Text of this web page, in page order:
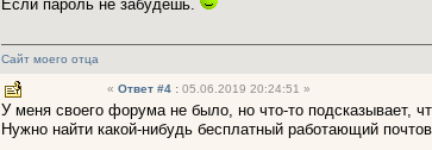
Если пароль не забудешь.
Сайт моего отца
« Ответ #4 : 05.06.2019 20:24:51 »
У меня своего форума не было, но что-то подсказывает,
Нужно найти какой-нибудь бесплатный работающий